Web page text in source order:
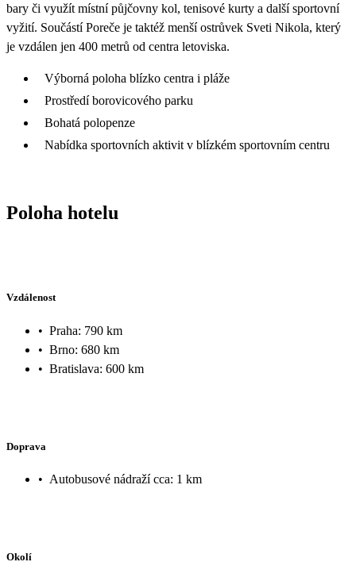
bary či využít místní půjčovny kol, tenisové kurty a další sportovní
vyžití. Součástí Poreče je taktéž menší ostrůvek Sveti Nikola, který
je vzdálen jen 400 metrů od centra letoviska.
Výborná poloha blízko centra i pláže
Prostředí borovicového parku
Bohatá polopenze
Nabídka sportovních aktivit v blízkém sportovním centru
Poloha hotelu
Vzdálenost
• Praha: 790 km
• Brno: 680 km
• Bratislava: 600 km
Doprava
• Autobusové nádraží cca: 1 km
Okolí